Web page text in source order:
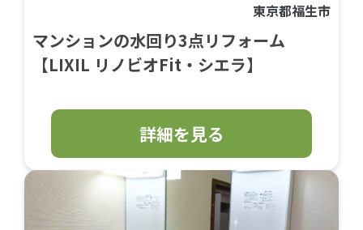
東京都福生市
マンションの水回り3点リフォーム
【LIXIL リノビオFit・シエラ】
詳細を見る